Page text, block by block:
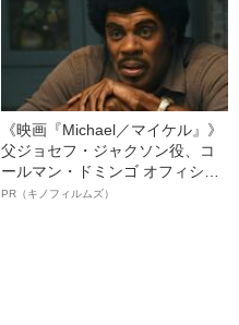
《映画『Michael／マイケル』》
父ジョセフ・ジャクソン役、コ
ールマン・ドミンゴ オフィシャ
ルインタビュー“観客を魅了した
PR（キノフィルムズ）